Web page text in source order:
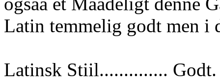
Latin temmelig godt men i
Latinsk Stiil.............. Godt.